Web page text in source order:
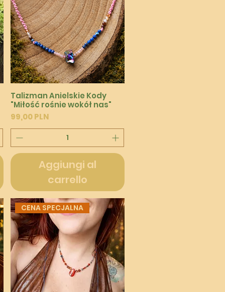
Vista rapida
Talizman Anielskie Kody
"Miłość rośnie wokół nas"
Prezzo
99,00 PLN
Aggiungi al
carrello
CENA SPECJALNA